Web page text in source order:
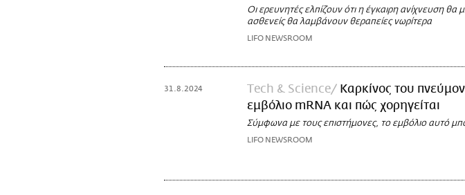
Οι ερευνητές ελπίζουν ότι η έγκαιρη ανίχνευση θα
ασθενείς θα λαμβάνουν θεραπείες νωρίτερα
LIFO NEWSROOM
31.8.2024 Τech & Science
Καρκίνος του
εμβόλιο mRNA και πώς χορηγείται
Σύμφωνα με τους επιστήμονες, το εμβόλιο αυτό
LIFO NEWSROOM